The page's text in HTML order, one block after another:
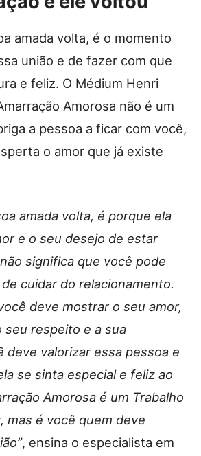
amada volta, é o momento
união e de fazer com que
e feliz. O Médium Henri
Amorosa não é um
a pessoa a ficar com você,
o amor que já existe
amada volta, é porque ela
e o seu desejo de estar
significa que você pode
cuidar do relacionamento.
deve mostrar o seu amor,
seu respeito e a sua
deve valorizar essa pessoa e
se sinta especial e feliz ao
Amorosa é um Trabalho
mas é você quem deve
, ensina o especialista em